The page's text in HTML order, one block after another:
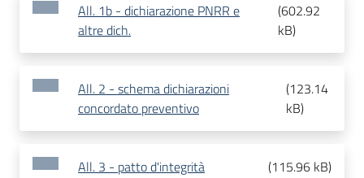
All. 1b - dichiarazione PNRR e
altre dich.
(602.92
kB)
All. 2 - schema dichiarazioni
concordato preventivo
(123.14
kB)
All. 3 - patto d'integrità (115.96 kB)